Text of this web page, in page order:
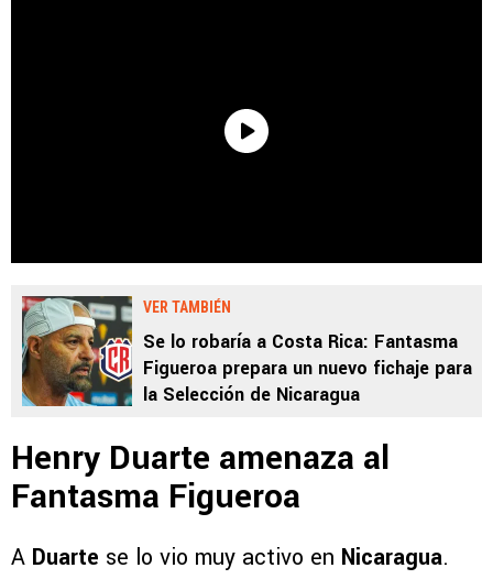
VER TAMBIÉN
Se lo robaría a Costa Rica: Fantasma
Figueroa prepara un nuevo fichaje para
la Selección de Nicaragua
Henry Duarte amenaza al
Fantasma Figueroa
A Duarte se lo vio muy activo en Nicaragua.